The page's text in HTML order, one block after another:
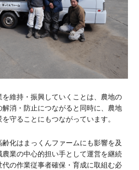
維持・振興していくことは、農地の
消・防止につながると同時に、農地
守ることにもつながっています。
化はまっくんファームにも影響を及
業の中心的担い手として運営を継続
代の作業従事者確保・育成に取組む必